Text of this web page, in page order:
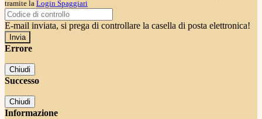
tramite la Login Spaggiari
E-mail inviata, si prega di controllare la casella di posta elettronica!
Errore
Chiudi
Successo
Chiudi
Informazione